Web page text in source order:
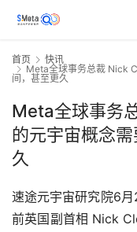
首页
快讯
Meta全球事务总裁 Nick
间，甚至更久
Meta全球事务
的元宇宙概念
久
速途元宇宙研究院6月
前英国副首相 Nick